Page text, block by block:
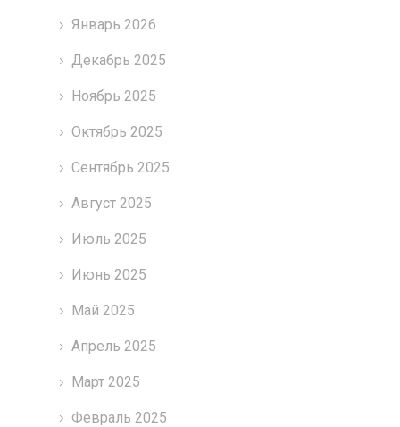
Январь 2026
Декабрь 2025
Ноябрь 2025
Октябрь 2025
Сентябрь 2025
Август 2025
Июль 2025
Июнь 2025
Май 2025
Апрель 2025
Март 2025
Февраль 2025